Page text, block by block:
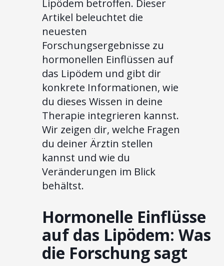
Lipödem betroffen. Dieser
Artikel beleuchtet die
neuesten
Forschungsergebnisse zu
hormonellen Einflüssen auf
das Lipödem und gibt dir
konkrete Informationen, wie
du dieses Wissen in deine
Therapie integrieren kannst.
Wir zeigen dir, welche Fragen
du deiner Ärztin stellen
kannst und wie du
Veränderungen im Blick
behältst.
Hormonelle Einflüsse
auf das Lipödem: Was
die Forschung sagt